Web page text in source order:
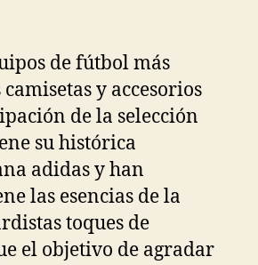
de fútbol más
y accesorios
de la selección
su histórica
adidas y han
las esencias de la
toques de
el objetivo de agradar